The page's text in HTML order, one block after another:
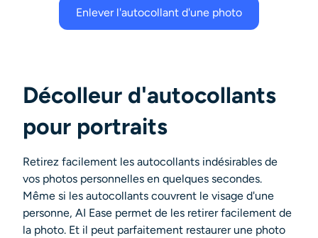
Enlever l'autocollant d'une photo
Décolleur d'autocollants
pour portraits
Retirez facilement les autocollants indésirables de
vos photos personnelles en quelques secondes.
Même si les autocollants couvrent le visage d'une
personne, AI Ease permet de les retirer facilement de
la photo. Et il peut parfaitement restaurer une photo